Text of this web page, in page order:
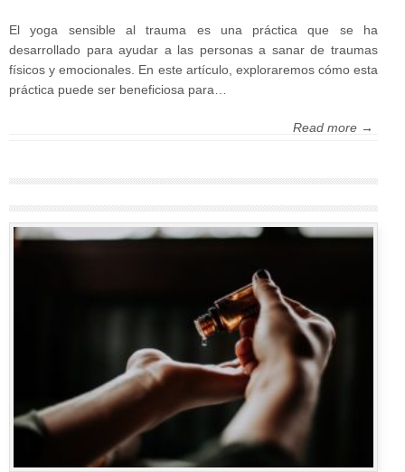
El yoga sensible al trauma es una práctica que se ha
desarrollado para ayudar a las personas a sanar de traumas
físicos y emocionales. En este artículo, exploraremos cómo esta
práctica puede ser beneficiosa para…
Read more →